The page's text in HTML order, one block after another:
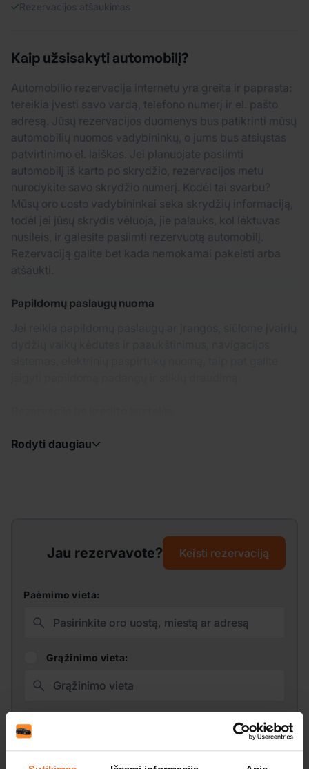
Rezervacijos atšaukimas
Kaip užsisakyti automobilį?
Automobilio rezervacija internetu yra greita ir paprasta:
tereikia įvesti savo vardą, telefono numerį ir el. pašto
adresą. Jūsų rezervacijos duomenys bus patikrinti mūsų
automobilių nuomos vadybininkų, o jums bus atsiųstas
patvirtinimo el. laiškas. Jei planuojate pasiimti
automobilį iš karto po skrydžio, rezervacijos metu
nurodykite savo skrydžio numerį. Kodėl tai svarbu?
Mūsų oro uosto vadybininkai seka skrydžių informaciją,
todėl jei jūsų skrydis vėluoja, jie palauks, kol lėktuvas
nusileis, ir galėsite pasiimti rezervuotą automobilį.
Rezervaciją galite bet kada nemokamai pakeisti arba
atšaukti.
Papildomų paslaugų nuoma
Rodyti daugiau
Jau rezervavote? Keisti rezervaciją
Paėmimo vieta:
Grąžinimo vieta: